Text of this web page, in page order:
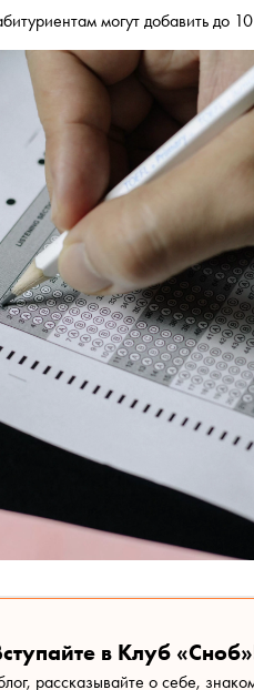
могут добавить до
в Клуб
рассказывайте о себе,